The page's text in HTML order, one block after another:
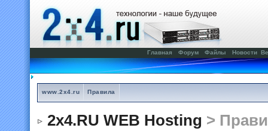
Главная Форум Файлы Новости
www.2x4.ru Правила
2x4.RU WEB Hosting >